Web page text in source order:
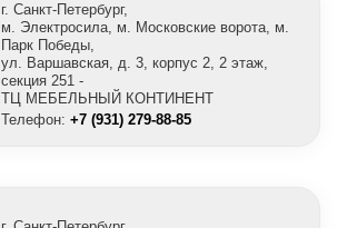
г. Санкт-Петербург,
м. Электросила, м. Московские ворота, м.
Парк Победы,
ул. Варшавская, д. 3, корпус 2, 2 этаж,
секция 251 -
ТЦ МЕБЕЛЬНЫЙ КОНТИНЕНТ
Телефон: +7 (931) 279-88-85